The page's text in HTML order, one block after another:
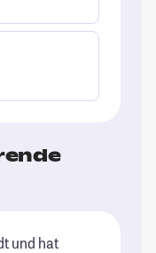
und hat